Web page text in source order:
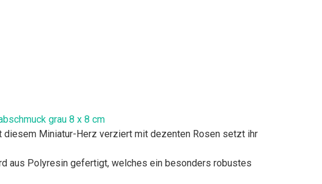
grau 8 x 8 cm
diesem Miniatur-Herz verziert mit dezenten Rosen setzt ihr
aus Polyresin gefertigt, welches ein besonders robustes